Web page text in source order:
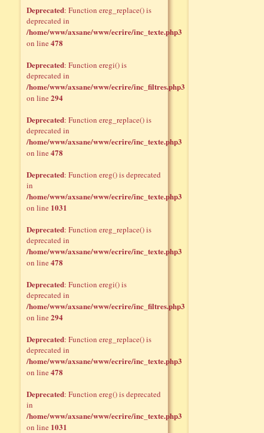
Deprecated: Function ereg_replace() is
deprecated in
/home/www/axsane/www/ecrire/inc_texte.php3
on line478
Deprecated: Function eregi() is
deprecated in
/home/www/axsane/www/ecrire/inc_filtres.php3
on line294
Deprecated: Function ereg_replace() is
deprecated in
/home/www/axsane/www/ecrire/inc_texte.php3
on line478
Deprecated: Function ereg() is deprecated
in
/home/www/axsane/www/ecrire/inc_texte.php3
on line 1031
Deprecated: Function ereg_replace() is
deprecated in
/home/www/axsane/www/ecrire/inc_texte.php3
on line478
Deprecated: Function eregi() is
deprecated in
/home/www/axsane/www/ecrire/inc_filtres.php3
on line294
Deprecated: Function ereg_replace() is
deprecated in
/home/www/axsane/www/ecrire/inc_texte.php3
on line478
Deprecated: Function ereg() is deprecated
in
/home/www/axsane/www/ecrire/inc_texte.php3
on line 1031